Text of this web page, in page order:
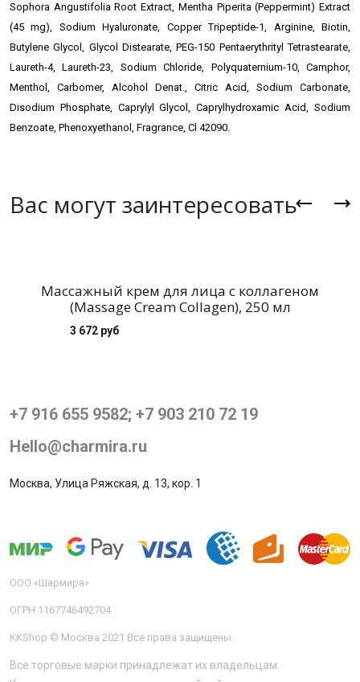
Sophora Angustifolia Root Extract, Mentha Piperita (Peppermint) Extract
(45 mg), Sodium Hyaluronate, Copper Tripeptide-1, Arginine, Biotin,
Butylene Glycol, Glycol Distearate, PEG-150 Pentaerythrityl Tetrastearate,
Laureth-4, Laureth-23, Sodium Chloride, Polyquaternium-10, Camphor,
Menthol, Carbomer, Alcohol Denat., Citric Acid, Sodium Carbonate,
Disodium Phosphate, Caprylyl Glycol, Caprylhydroxamic Acid, Sodium
Benzoate, Phenoxyethanol, Fragrance, Cl 42090.
Вас могут заинтересовать
Массажный крем для лица с коллагеном
(Massage Cream Collagen), 250 мл
3 672 руб
+7 916 655 9582; +7 903 210 72 19
Hello@charmira.ru
Москва, Улица Ряжская, д. 13, кор. 1
ООО «Шармира»
ОГРН 1167746492704
KKShop © Москва 2021 Все права защищены.
Все торговые марки принадлежат их владельцам.